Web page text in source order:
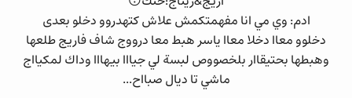
ادم: وي مي انا مفهمتكمش علاش كتهدروو دخلو بعدى
دخلوو معاا دخلا معاا ياسر هبط معا درووج شاف فاريج طلعها
وهبطها بحتيقاار بلخصووص لبسة لي جيااا بيهااا وداك لمكيااج
ماشي تا ديال صبااح...